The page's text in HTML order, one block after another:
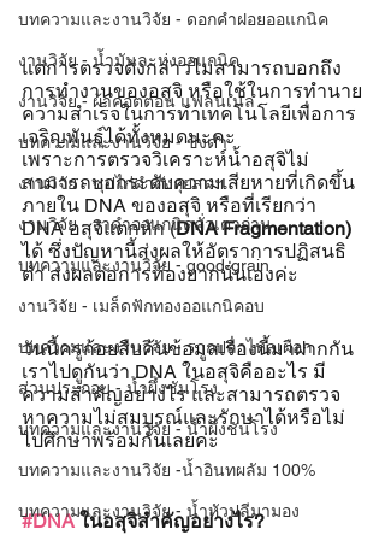
บทความและงานวิจัย - ดอกคำฝอยออแกนิค
งานวิจัย - น้ำมันละหุ่งออแกนิค
งานวิจัย - ผ้าคอตตอน แฟลนเนล
บทความและงานวิจัย - ขิงดำ
งานวิจัย - ซุปไก่ดำตังกุยสดฯ
งานวิจัย - งาดำออแกนิคคั่วเตาถ่าน
บทความและงานวิจัย - good-grain
งานวิจัย - เมล็ดฟักทองออแกนิคอบ
บทความและงานวิจัย - รากปลาไหลเผือก
ส่วนประกอบ - น้ำผึ้งชันโรง
บทความและงานวิจัย - น้ำผึ้งชันโรง
บทความและงานวิจัย -น้ำอินทผลัม 100%
บทความและงานวิจัย - น้ำหัวปลีมามอง
แต่การตรวจดังกล่าวไม่สามารถบอกถึง
การทำงานของอสุจิ หรือใช้ในการทำนาย
ความสำเร็จในการทำเทคโนโลยีเพื่อการ
เจริญพันธุ์ได้ทั้งหมดนะคะ
เพราะการตรวจวิเคราะห์น้ำอสุจิไม่
สามารถบอกระดับความเสียหายที่เกิดขึ้น
ภายใน DNA ของอสุจิ หรือที่เรียกว่า
DNA อสุจิแตกหัก (DNA Fragmentation)
ได้ ซึ่งปัญหานี้ส่งผลให้อัตราการปฏิสนธิ
ต่ำ ส่งผลต่อการท้องยากนั่นเองค่ะ
วันนี้ครูก้อยสืบค้นข้อมูลเรื่องนี้มาฝากกัน
เราไปดูกันว่า DNA ในอสุจิคืออะไร มี
ความสำคัญอย่างไร และสามารถตรวจ
หาความไม่สมบูรณ์และรักษาได้หรือไม่
ไปศึกษาพร้อมกันเลยค่ะ
#DNA ในอสุจิสำคัญอย่างไร?